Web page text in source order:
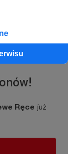
Ręce już